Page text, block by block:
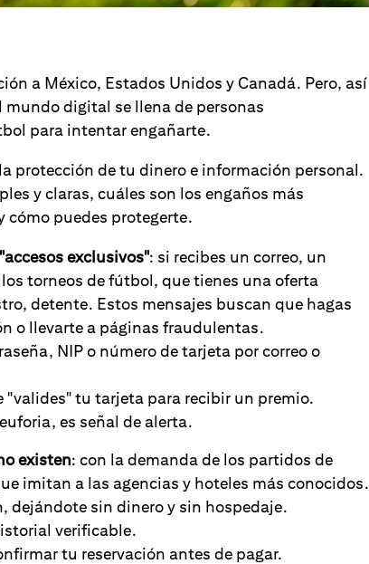
a México, Estados Unidos y Canadá. Pero, así
digital se llena de personas
para intentar engañarte.
protección de tu dinero e información personal.
y claras, cuáles son los engaños más
cómo puedes protegerte.
exclusivos": si recibes un correo, un
torneos de fútbol, que tienes una oferta
detente. Estos mensajes buscan que hagas
o llevarte a páginas fraudulentas.
NIP o número de tarjeta por correo o
tu tarjeta para recibir un premio.
es señal de alerta.
existen: con la demanda de los partidos de
imitan a las agencias y hoteles más conocidos.
dejándote sin dinero y sin hospedaje.
verificable.
tu reservación antes de pagar.